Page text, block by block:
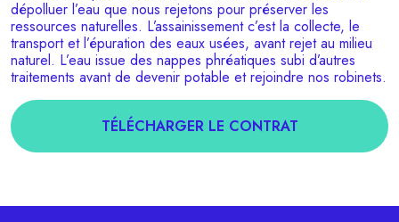
dépolluer l’eau que nous rejetons pour préserver les
ressources naturelles. L’assainissement c’est la collecte, le
transport et l’épuration des eaux usées, avant rejet au milieu
naturel. L’eau issue des nappes phréatiques subi d’autres
traitements avant de devenir potable et rejoindre nos robinets.
TÉLÉCHARGER LE CONTRAT